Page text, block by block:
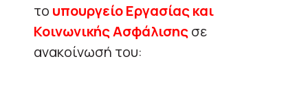
το υπουργείο Εργασίας και
Κοινωνικής Ασφάλισηςσε
ανακοίνωσή του: